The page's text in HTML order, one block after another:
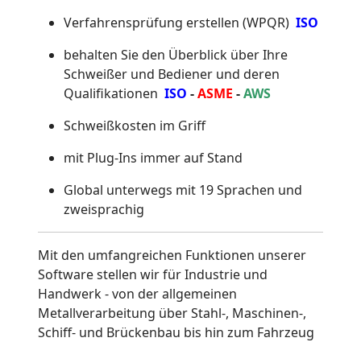
Verfahrensprüfung erstellen (WPQR) ISO
behalten Sie den Überblick über Ihre
Schweißer und Bediener und deren
Qualifikationen ISO -ASME -AWS
Schweißkosten im Griff
mit Plug-Ins immer auf Stand
Global unterwegs mit 19 Sprachen und
zweisprachig
Mit den umfangreichen Funktionen unserer
Software stellen wir für Industrie und
Handwerk - von der allgemeinen
Metallverarbeitung über Stahl-, Maschinen-,
Schiff- und Brückenbau bis hin zum Fahrzeug